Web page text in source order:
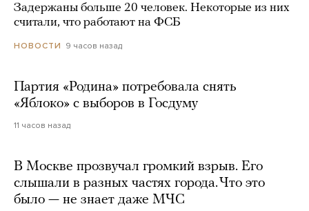
Задержаны больше 20 человек. Некоторые из них
считали, что работают на ФСБ
НОВОСТИ 9 часов назад
Партия «Родина» потребовала снять
«Яблоко» с выборов в Госдуму
11 часов назад
В Москве прозвучал громкий взрыв. Его
слышали в разных частях города. Что это
было — не знает даже МЧС